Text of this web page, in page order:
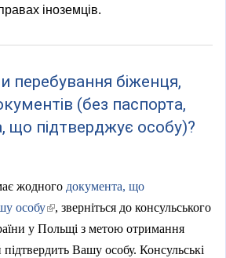
n
i
s
e
e
r
n
a
іноземців.
перебування біженця,
(без паспорта,
що підтверджує особу)?
жодного документа, що
особу(
l
i
, зверніться до консульського
у Польщі з метою отримання
Вашу особу. Консульські